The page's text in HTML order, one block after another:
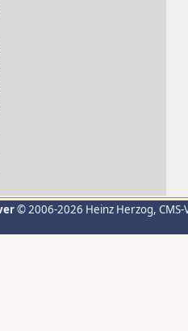
© 2006-2026 Heinz Herzog,